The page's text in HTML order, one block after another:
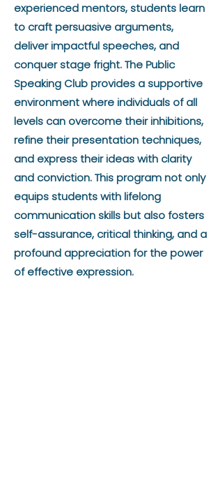
experienced mentors, students learn
to craft persuasive arguments,
deliver impactful speeches, and
conquer stage fright. The Public
Speaking Club provides a supportive
environment where individuals of all
levels can overcome their inhibitions,
refine their presentation techniques,
and express their ideas with clarity
and conviction. This program not only
equips students with lifelong
communication skills but also fosters
self-assurance, critical thinking, and a
profound appreciation for the power
of effective expression.